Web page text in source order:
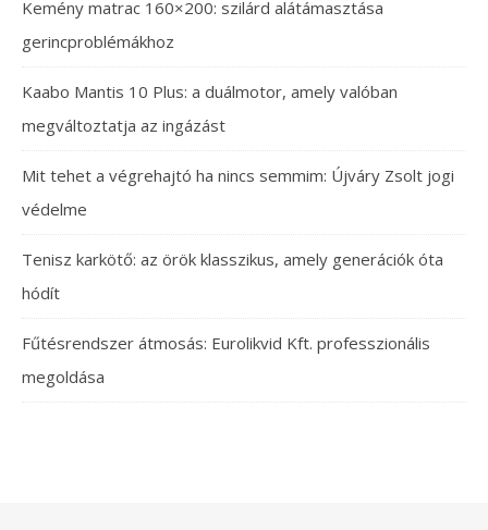
Kemény matrac 160×200: szilárd alátámasztása
gerincproblémákhoz
Kaabo Mantis 10 Plus: a duálmotor, amely valóban
megváltoztatja az ingázást
Mit tehet a végrehajtó ha nincs semmim: Újváry Zsolt jogi
védelme
Tenisz karkötő: az örök klasszikus, amely generációk óta
hódít
Fűtésrendszer átmosás: Eurolikvid Kft. professzionális
megoldása